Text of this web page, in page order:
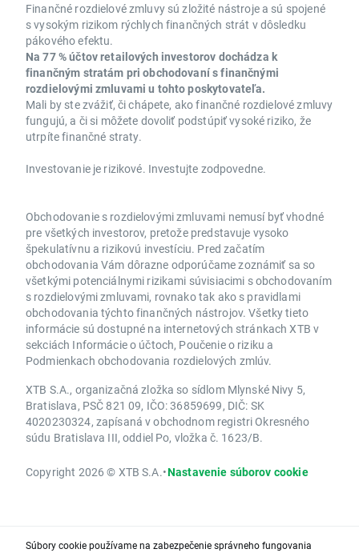
Finančné rozdielové zmluvy sú zložité nástroje a sú spojené
s vysokým rizikom rýchlych finančných strát v dôsledku
pákového efektu.
Na 77 % účtov retailových investorov dochádza k
finančným stratám pri obchodovaní s finančnými
rozdielovými zmluvami u tohto poskytovateľa.
Mali by ste zvážiť, či chápete, ako finančné rozdielové zmluvy
fungujú, a či si môžete dovoliť podstúpiť vysoké riziko, že
utrpíte finančné straty.
Investovanie je rizikové. Investujte zodpovedne.
Obchodovanie s rozdielovými zmluvami nemusí byť vhodné
pre všetkých investorov, pretože predstavuje vysoko
špekulatívnu a rizikovú investíciu. Pred začatím
obchodovania Vám dôrazne odporúčame zoznámiť sa so
všetkými potenciálnymi rizikami súvisiacimi s obchodovaním
s rozdielovými zmluvami, rovnako tak ako s pravidlami
obchodovania týchto finančných nástrojov. Všetky tieto
informácie sú dostupné na internetových stránkach XTB v
sekciách Informácie o účtoch, Poučenie o riziku a
Podmienkach obchodovania rozdielových zmlúv.
XTB S.A., organizačná zložka so sídlom Mlynské Nivy 5,
Bratislava, PSČ 821 09, IČO: 36859699, DIČ: SK
4020230324, zapísaná v obchodnom registri Okresného
súdu Bratislava III, oddiel Po, vložka č. 1623/B.
Copyright 2026 © XTB S.A.•Nastavenie súborov cookie
Súbory cookie používame na zabezpečenie správneho fungovania